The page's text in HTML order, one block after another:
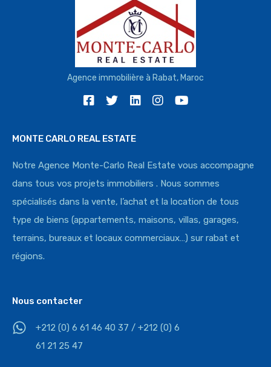
Agence immobilière à Rabat, Maroc
MONTE CARLO REAL ESTATE
Notre Agence Monte-Carlo Real Estate vous accompagne
dans tous vos projets immobiliers . Nous sommes
spécialisés dans la vente, l’achat et la location de tous
type de biens (appartements, maisons, villas, garages,
terrains, bureaux et locaux commerciaux…) sur rabat et
régions.
Nous contacter
+212 (0) 6 61 46 40 37 / +212 (0) 6
61 21 25 47